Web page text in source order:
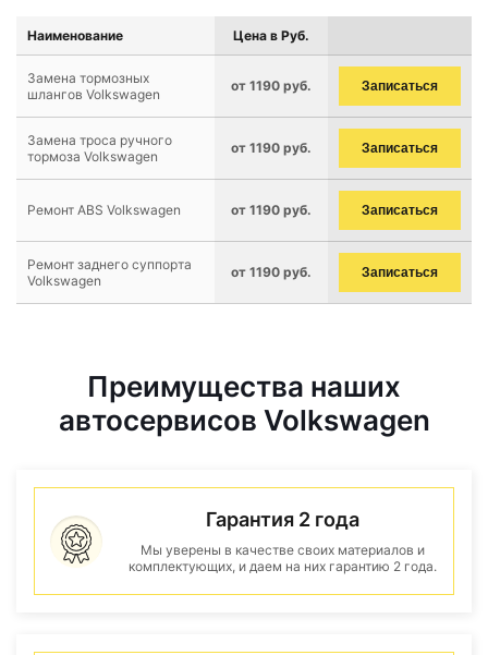
Наименование Цена в Руб.
Замена тормозных
шлангов Volkswagen
от 1190 руб. Записаться
Замена троса ручного
тормоза Volkswagen
от 1190 руб. Записаться
Ремонт ABS Volkswagen от 1190 руб. Записаться
Ремонт заднего суппорта
Volkswagen
от 1190 руб. Записаться
Преимущества наших
автосервисов Volkswagen
Гарантия 2 года
Мы уверены в качестве своих материалов и
комплектующих, и даем на них гарантию 2 года.